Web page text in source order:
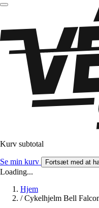
Kurv subtotal
Se min kurv Fortsæt med at
Loading...
Hjem
/ Cykelhjelm Bell